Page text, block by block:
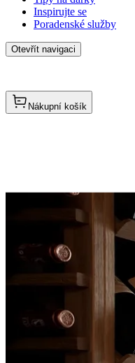
Inspirujte se
Poradenské služby
Otevřít navigaci
Nákupní košík